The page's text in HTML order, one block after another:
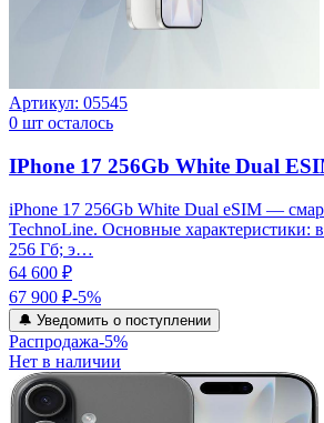
Артикул: 05545
0 шт осталось
IPhone 17 256Gb White Dual
iPhone 17 256Gb White Dual eSIM —
TechnoLine. Основные характеристики:
256 Гб; э…
64 600 ₽
67 900 ₽-5%
🔔 Уведомить о поступлении
Распродажа-5%
Нет в наличии